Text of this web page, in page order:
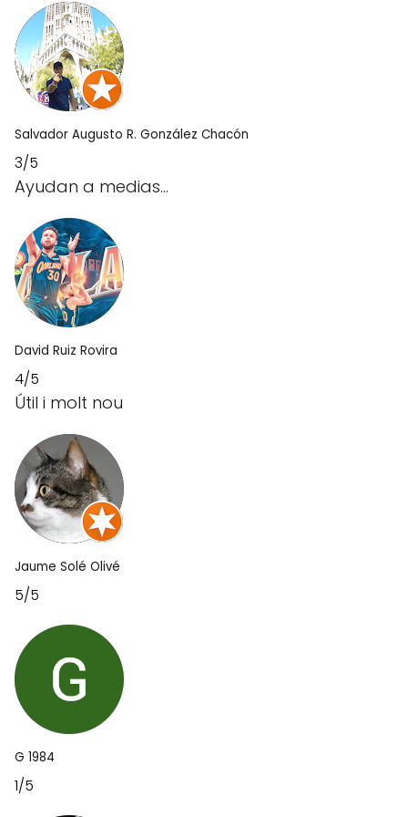
Salvador Augusto R. González Chacón
3/5
Ayudan a medias...
David Ruiz Rovira
4/5
Útil i molt nou
Jaume Solé Olivé
5/5
G 1984
1/5